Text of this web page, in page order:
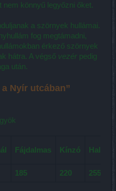
nem könnyű legyőzni őket.
a szörnyek hullámai.
fog megtámadni,
érkező szörnyek
hátra. A végső vezér pedig
után.
Nyír utcában”
Fájdalmas Kínzó Halálos
185 220 255